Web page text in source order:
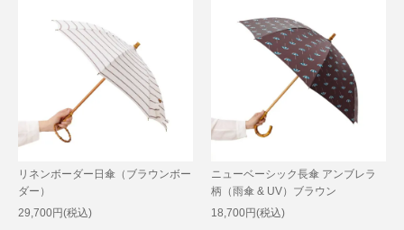
リネンボーダー日傘（ブラウンボー
ダー）
29,700円(税込)
ニューベーシック長傘 アンブレラ
柄（雨傘 & UV）ブラウン
18,700円(税込)